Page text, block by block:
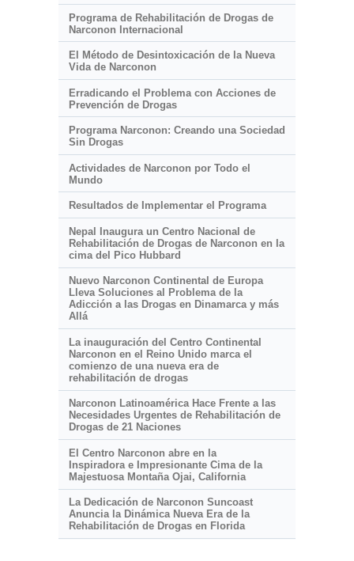
Programa de Rehabilitación de Drogas de
Narconon Internacional
El Método de Desintoxicación de la Nueva
Vida de Narconon
Erradicando el Problema con Acciones de
Prevención de Drogas
Programa Narconon: Creando una Sociedad
Sin Drogas
Actividades de Narconon por Todo el
Mundo
Resultados de Implementar el Programa
Nepal Inaugura un Centro Nacional de
Rehabilitación de Drogas de Narconon en la
cima del Pico Hubbard
Nuevo Narconon Continental de Europa
Lleva Soluciones al Problema de la
Adicción a las Drogas en Dinamarca y más
Allá
La inauguración del Centro Continental
Narconon en el Reino Unido marca el
comienzo de una nueva era de
rehabilitación de drogas
Narconon Latinoamérica Hace Frente a las
Necesidades Urgentes de Rehabilitación de
Drogas de 21 Naciones
El Centro Narconon abre en la
Inspiradora e ImpresionanteCima de la
Majestuosa Montaña Ojai, California
La Dedicación de Narconon Suncoast
Anuncia la Dinámica Nueva Era de la
Rehabilitación de Drogas en Florida